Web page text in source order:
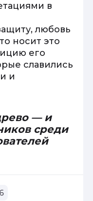
в
любовь
носит это
его
славились
и
— и
среди
6